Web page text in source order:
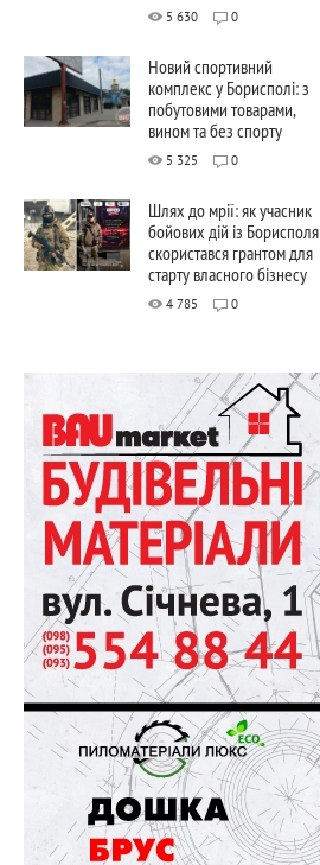
5 630 0
Новий спортивний
комплекс у Борисполі: з
побутовими товарами,
вином та без спорту
5 325 0
Шлях до мрії: як учасник
бойових дій із Борисполя
скористався грантом для
старту власного бізнесу
4 785 0